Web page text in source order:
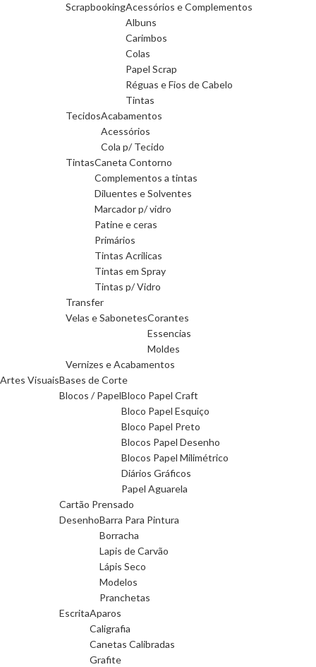
ScrapbookingAcessórios e Complementos
Albuns
Carimbos
Colas
Papel Scrap
Réguas e Fios de Cabelo
Tintas
TecidosAcabamentos
Acessórios
Cola p/ Tecido
TintasCaneta Contorno
Complementos a tintas
Diluentes e Solventes
Marcador p/ vidro
Patine e ceras
Primários
Tintas Acrilicas
Tintas em Spray
Tintas p/ Vidro
Transfer
Velas e SabonetesCorantes
Essencias
Moldes
Vernizes e Acabamentos
Artes VisuaisBases de Corte
Blocos / PapelBloco Papel Craft
Bloco Papel Esquiço
Bloco Papel Preto
Blocos Papel Desenho
Blocos Papel Milimétrico
Diários Gráficos
Papel Aguarela
Cartão Prensado
DesenhoBarra Para Pintura
Borracha
Lapis de Carvão
Lápis Seco
Modelos
Pranchetas
EscritaAparos
Caligrafia
Canetas Calibradas
Grafite